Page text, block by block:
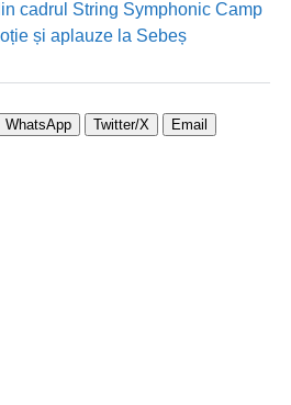
cadrul String Symphonic Camp
și aplauze la Sebeș
WhatsApp Twitter/X Email